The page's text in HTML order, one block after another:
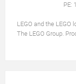
PE:
LEGO and the LEGO
The LEGO Group.